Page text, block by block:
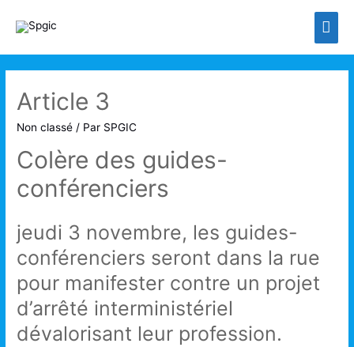
Article 3
Non classé / Par SPGIC
Colère des guides-
conférenciers
jeudi 3 novembre, les guides-
conférenciers seront dans la rue
pour manifester contre un projet
d’arrêté interministériel
dévalorisant leur profession.